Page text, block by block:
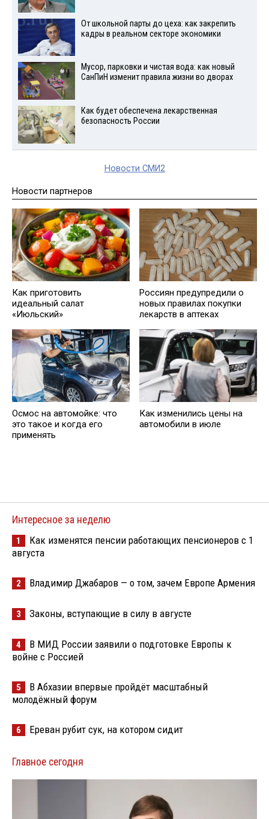
От школьной парты до цеха: как закрепить
кадры в реальном секторе экономики
Мусор, парковки и чистая вода: как новый
СанПиН изменит правила жизни во дворах
Как будет обеспечена лекарственная
безопасность России
Новости СМИ2
Новости партнеров
Как приготовить
идеальный салат
«Июльский»
Россиян предупредили о
новых правилах покупки
лекарств в аптеках
Осмос на автомойке: что
это такое и когда его
применять
Как изменились цены на
автомобили в июле
Интересное за неделю
1
Как изменятся пенсии работающих пенсионеров с 1
августа
2 Владимир Джабаров — о том, зачем Европе Армения
3 Законы, вступающие в силу в августе
4
В МИД России заявили о подготовке Европы к
войне с Россией
5
В Абхазии впервые пройдёт масштабный
молодёжный форум
6 Ереван рубит сук, на котором сидит
Главное сегодня